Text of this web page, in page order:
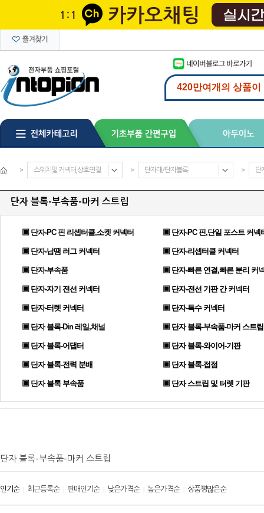
> 스위치및 커넥터,상호연결 > 단자대/단자블록 > 단
단자 블록-부속품-마커 스트립
▣ 단자-PC 핀 리셉터클,소켓 커넥터 ▣ 단자-PC 핀,단일 포스트 커넥
▣ 단자-납땜 러그 커넥터 ▣ 단자-리셉터클 커넥터
▣ 단자-부속품 ▣ 단자-빠른 연결,빠른 분리 커
▣ 단자-자기 전선 커넥터 ▣ 단자-전선 기판 간 커넥터
▣ 단자-터렛 커넥터 ▣ 단자-특수 커넥터
▣ 단자 블록-Din 레일,채널 ▣ 단자 블록-부속품-마커 스트립
▣ 단자 블록-어댑터 ▣ 단자 블록-와이어-기판
▣ 단자 블록-전력 분배 ▣ 단자 블록-접점
▣ 단자 블록 부속품 ▣ 단자 스트립 및 터렛 기판
단자 블록-부속품-마커 스트립
인기순| 최근등록순| 판매인기순| 낮은가격순| 높은가격순| 상품평많은순